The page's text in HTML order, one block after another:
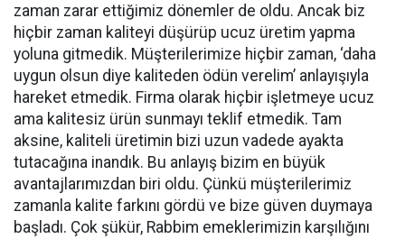
zaman zarar ettiğimiz dönemler de oldu. Ancak biz
hiçbir zaman kaliteyi düşürüp ucuz üretim yapma
yoluna gitmedik. Müşterilerimize hiçbir zaman, ‘daha
uygun olsun diye kaliteden ödün verelim’ anlayışıyla
hareket etmedik. Firma olarak hiçbir işletmeye ucuz
ama kalitesiz ürün sunmayı teklif etmedik. Tam
aksine, kaliteli üretimin bizi uzun vadede ayakta
tutacağına inandık. Bu anlayış bizim en büyük
avantajlarımızdan biri oldu. Çünkü müşterilerimiz
zamanla kalite farkını gördü ve bize güven duymaya
başladı. Çok şükür, Rabbim emeklerimizin karşılığını